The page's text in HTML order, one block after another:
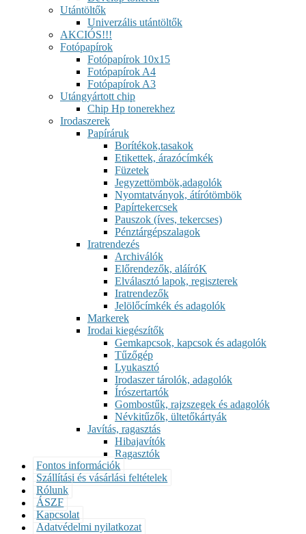
Utántöltők
Univerzális utántöltők
AKCIÓS!!!
Fotópapírok
Fotópapírok 10x15
Fotópapírok A4
Fotópapírok A3
Utángyártott chip
Chip Hp tonerekhez
Irodaszerek
Papíráruk
Borítékok,tasakok
Etikettek, árazócímkék
Füzetek
Jegyzettömbök,adagolók
Nyomtatványok, átírótömbök
Papírtekercsek
Pauszok (íves, tekercses)
Pénztárgépszalagok
Iratrendezés
Archiválók
Előrendezők, aláíróK
Elválasztó lapok, regiszterek
Iratrendezők
Jelölőcímkék és adagolók
Markerek
Irodai kiegészítők
Gemkapcsok, kapcsok és adagolók
Tűzőgép
Lyukasztó
Irodaszer tárolók, adagolók
Írószertartók
Gombostűk, rajzszegek és adagolók
Névkitűzők, ültetőkártyák
Javítás, ragasztás
Hibajavítók
Ragasztók
Fontos információk
Szállítási és vásárlási feltételek
Rólunk
ÁSZF
Kapcsolat
Adatvédelmi nyilatkozat